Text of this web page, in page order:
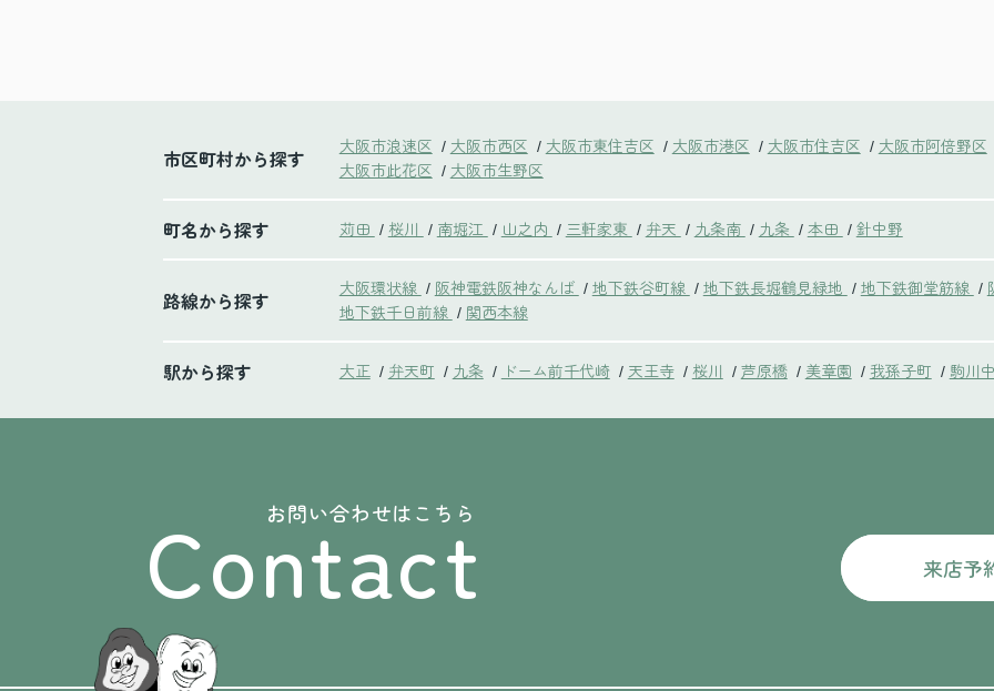
市区町村から探す 大阪市浪速区 / 大阪市西区 / 大阪市東住吉区 / 大阪市港区 / 大阪市住吉区 / 大阪市阿倍野区
大阪市此花区 / 大阪市生野区
町名から探す 苅田 / 桜川 / 南堀江 / 山之内 / 三軒家東 / 弁天 / 九条南 / 九条 / 本田 / 針中野
路線から探す 大阪環状線 / 阪神電鉄阪神なんば / 地下鉄谷町線 / 地下鉄長堀鶴見緑地 / 地下鉄御堂筋線 /
地下鉄千日前線 / 関西本線
駅から探す 大正 / 弁天町 / 九条 / ドーム前千代崎 / 天王寺 / 桜川 / 芦原橋 / 美章園 / 我孫子町 / 駒川
お問い合わせはこちら
Contact 来店予